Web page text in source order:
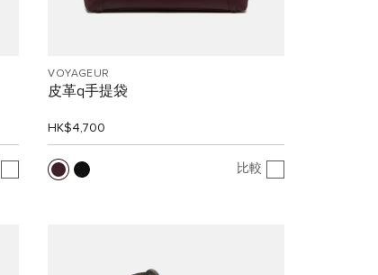
VOYAGEUR
皮革q手提袋
HK$4,700
比較